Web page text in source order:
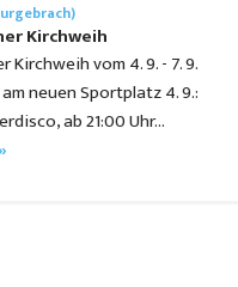
Kirchweih
Kirchweih vom 4. 9. - 7. 9.
neuen Sportplatz 4. 9.:
ab 21:00 Uhr…